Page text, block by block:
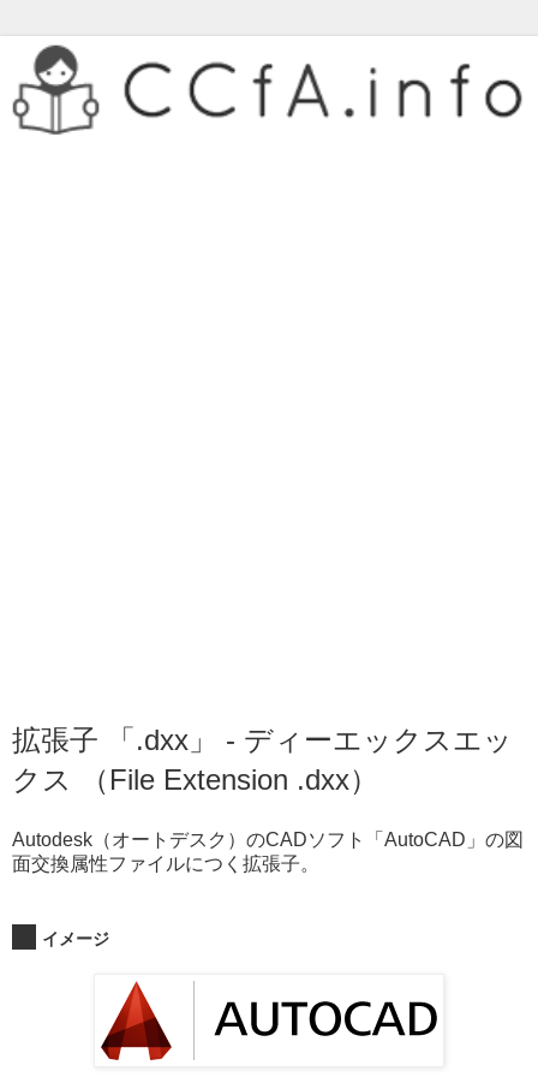
拡張子 「.dxx」 - ディーエックスエッ
クス （File Extension .dxx）
Autodesk（オートデスク）のCADソフト「AutoCAD」の図
面交換属性ファイルにつく拡張子。
イメージ